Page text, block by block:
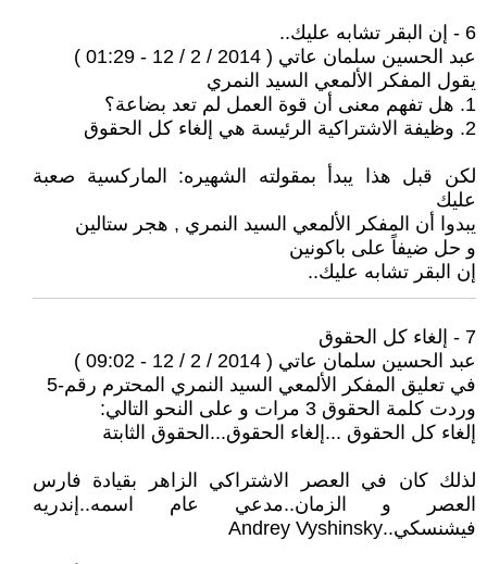
6 - إن البقر تشابه عليك..
عبد الحسين سلمان عاتي ( 2014 / 2 / 12 - 01:29 )
يقول المفكر الألمعي السيد النمري
1. هل تفهم معنى أن قوة العمل لم تعد بضاعة؟
2. وظيفة الاشتراكية الرئيسة هي إلغاء كل الحقوق
لكن قبل هذا يبدأ بمقولته الشهيره: الماركسية صعبة
عليك
يبدوا أن المفكر الألمعي السيد النمري , هجر ستالين
و حل ضيفاً على باكونين
إن البقر تشابه عليك..
7 - إلغاء كل الحقوق
عبد الحسين سلمان عاتي ( 2014 / 2 / 12 - 09:02 )
في تعليق المفكر الألمعي السيد النمري المحترم رقم-5
وردت كلمة الحقوق 3 مرات و على النحو التالي:
إلغاء كل الحقوق ...إلغاء الحقوق...الحقوق الثابتة
لذلك كان في العصر الاشتراكي الزاهر بقيادة فارس
العصر و الزمان..مدعي عام اسمه..إندريه
فيشنسكي..Andrey Vyshinsky